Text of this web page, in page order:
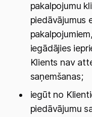
pakalpojumu
piedāvājumus
iegādājies
Klients nav
saņemšanas;
iegūt no
piedāvājumu